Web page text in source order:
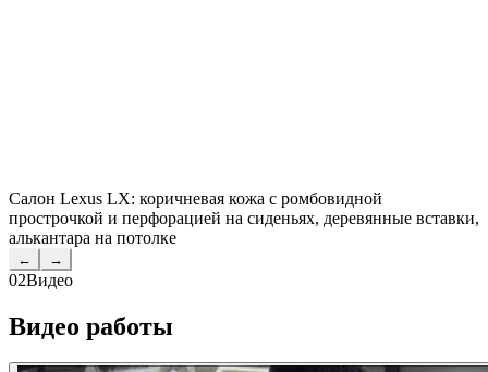
Салон Lexus LX: коричневая кожа с ромбовидной
прострочкой и перфорацией на сиденьях, деревянные вставки,
алькантара на потолке
← →
02Видео
Видео работы